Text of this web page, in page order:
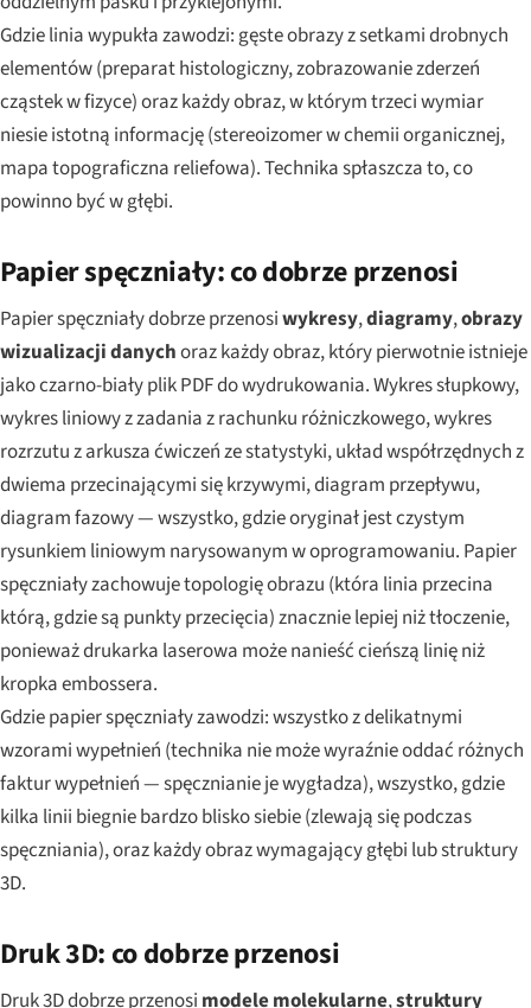
Gdzie linia wypukła zawodzi: gęste obrazy z setkami drobnych
elementów (preparat histologiczny, zobrazowanie zderzeń
cząstek w fizyce) oraz każdy obraz, w którym trzeci wymiar
niesie istotną informację (stereoizomer w chemii organicznej,
mapa topograficzna reliefowa). Technika spłaszcza to, co
powinno być w głębi.
Papier spęczniały: co dobrze przenosi
Papier spęczniały dobrze przenosiwykresy,diagramy,obrazy
wizualizacji danychoraz każdy obraz, który pierwotnie istnieje
jako czarno-biały plik PDF do wydrukowania. Wykres słupkowy,
wykres liniowy z zadania z rachunku różniczkowego, wykres
rozrzutu z arkusza ćwiczeń ze statystyki, układ współrzędnych z
dwiema przecinającymi się krzywymi, diagram przepływu,
diagram fazowy — wszystko, gdzie oryginał jest czystym
rysunkiem liniowym narysowanym w oprogramowaniu. Papier
spęczniały zachowuje topologię obrazu (która linia przecina
którą, gdzie są punkty przecięcia) znacznie lepiej niż tłoczenie,
ponieważ drukarka laserowa może nanieść cieńszą linię niż
kropka embossera.
Gdzie papier spęczniały zawodzi: wszystko z delikatnymi
wzorami wypełnień (technika nie może wyraźnie oddać różnych
faktur wypełnień — spęcznianie je wygładza), wszystko, gdzie
kilka linii biegnie bardzo blisko siebie (zlewają się podczas
spęczniania), oraz każdy obraz wymagający głębi lub struktury
3D.
Druk 3D: co dobrze przenosi
Druk 3D dobrze przenosi modele molekularne,struktury